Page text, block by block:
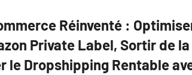
Réinventé :
Private Label, Sortir de
le Dropshipping Rentable